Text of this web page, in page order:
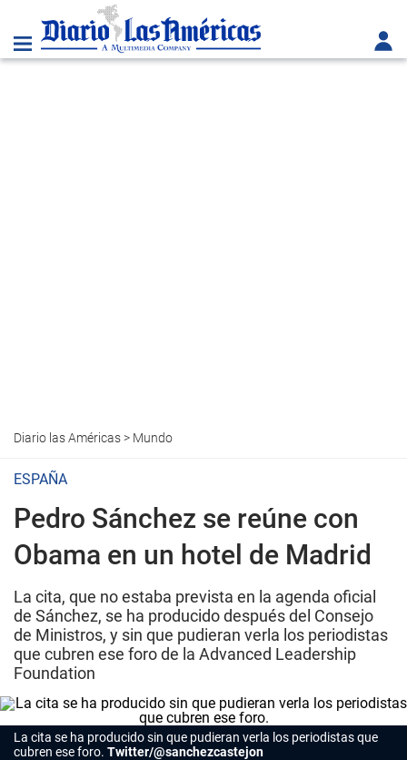
Diario las Américas> Mundo
ESPAÑA
Pedro Sánchez se reúne con
Obama en un hotel de Madrid
La cita, que no estaba prevista en la agenda oficial
de Sánchez, se ha producido después del Consejo
de Ministros, y sin que pudieran verla los periodistas
que cubren ese foro de la Advanced Leadership
Foundation
La cita se ha producido sin que pudieran verla los periodistas que
cubren ese foro. Twitter/@sanchezcastejon